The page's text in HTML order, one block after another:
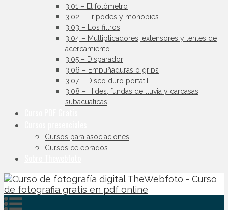
3.01 – El fotómetro
3.02 – Trípodes y monopies
3.03 – Los filtros
3.04 – Multiplicadores, extensores y lentes de
acercamiento
3.05 – Disparador
3.06 – Empuñaduras o grips
3.07 – Disco duro portatil
3.08 – Hides, fundas de lluvia y carcasas
subacuáticas
Cursos para asociaciones
Cursos celebrados